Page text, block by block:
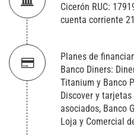
Cicerón RUC:
cuenta corriente
Planes de
Banco Diners:
Titanium y Banco
Discover y
asociados, Banco
Loja y Comercial